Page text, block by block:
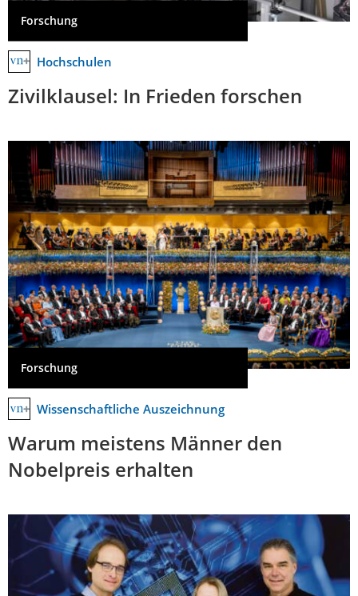
Forschung
Hochschulen
Zivilklausel: In Frieden forschen
Forschung
Wissenschaftliche Auszeichnung
Warum meistens Männer den
Nobelpreis erhalten